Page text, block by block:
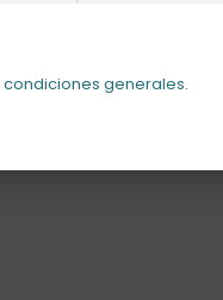
condiciones generales.